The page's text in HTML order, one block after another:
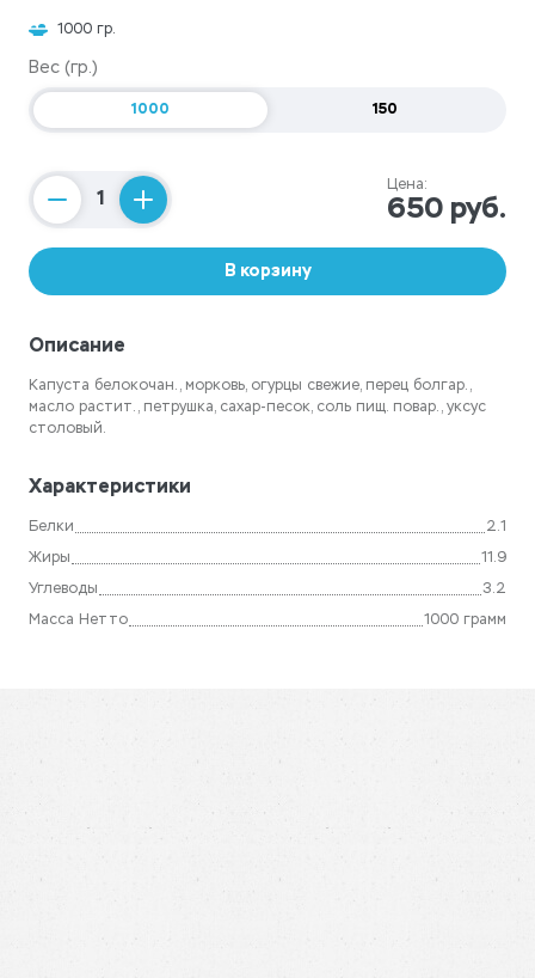
1000 гр.
Вес (гр.)
1000 150
Counter
Цена:
650 руб.
В корзину
Описание
Капуста белокочан., морковь, огурцы свежие, перец болгар.,
масло растит., петрушка, сахар-песок, соль пищ. повар., уксус
столовый.
Характеристики
Белки 2.1
Жиры 11.9
Углеводы 3.2
Масса Нетто 1000 грамм